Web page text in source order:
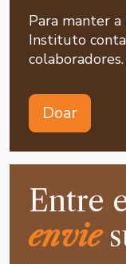
Para manter a
Instituto conta
Doar
Entre
envie